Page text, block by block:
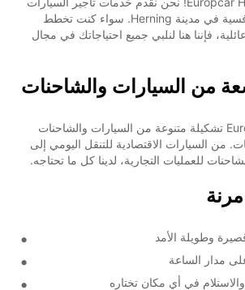
والشاحنات بأسعار تنافسية في مدينة Herning. سواء كنت تخطط
فإننا هنا لنلبي جميع احتياجاتك في مجال
من السيارات والشاحنات
تقدم Europcar Herning تشكيلة متنوعة من السيارات والشاحنات
من السيارات الاقتصادية للتنقل اليومي إلى
للعمليات التجارية، لدينا كل ما تحتاجه.
وطويلة الأمد
مدار الساعة
في أي مكان تختاره